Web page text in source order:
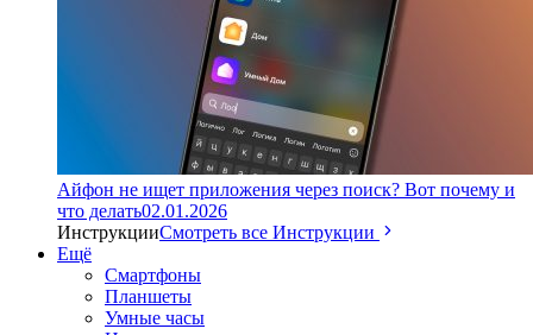
Айфон не ищет приложения через поиск? Вот почему и
что делать02.01.2026
ИнструкцииСмотреть все Инструкции
Ещё
Смартфоны
Планшеты
Умные часы